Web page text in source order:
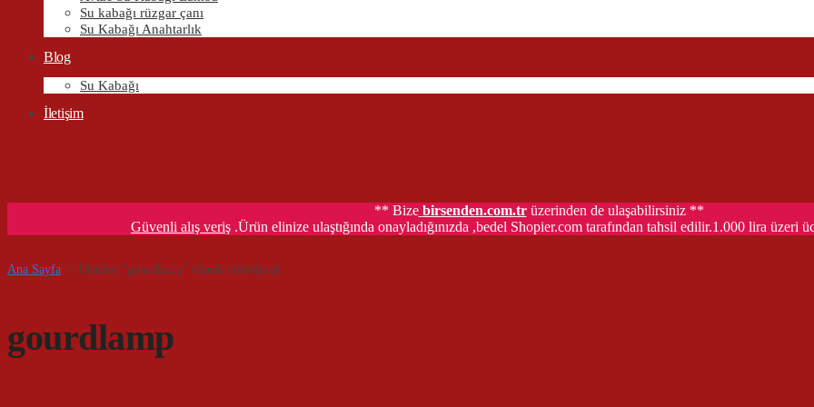
Su kabağı rüzgar çanı
Su Kabağı Anahtarlık
Blog
Su Kabağı
İletişim
** Bize birsenden.com.trüzerinden de ulaşabilirsiniz **
Güvenli alış veriş .Ürün elinize ulaştığında onayladığınızda ,bedel Shopier.com tarafından tahsil edilir.1.000 lira üzeri
Ana Sayfa / Ürünler “gourdlamp” olarak etiketlendi
gourdlamp